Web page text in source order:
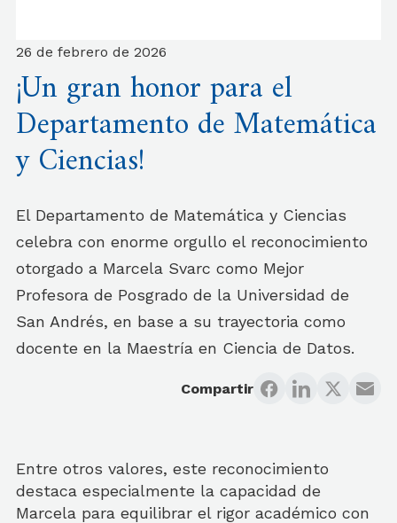
26 de febrero de 2026
¡Un gran honor para el
Departamento de Matemática
y Ciencias!
El Departamento de Matemática y Ciencias
celebra con enorme orgullo el reconocimiento
otorgado a Marcela Svarc como Mejor
Profesora de Posgrado de la Universidad de
San Andrés, en base a su trayectoria como
docente en la Maestría en Ciencia de Datos.
Compartir
Entre otros valores, este reconocimiento
destaca especialmente la capacidad de
Marcela para equilibrar el rigor académico con